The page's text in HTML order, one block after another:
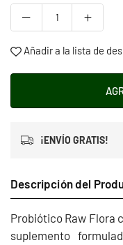
Añadir a la lista de
¡ENVÍO GRATIS!
Descripción del
Probiótico Raw Flora
suplemento